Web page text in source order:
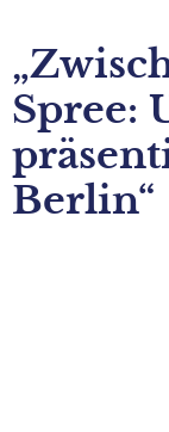
springen
Spree:
Berlin“